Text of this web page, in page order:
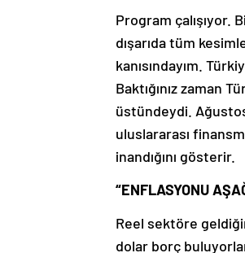
Program çalışıyor.
dışarıda tüm
kanısındayım.
Baktığınız zaman
üstündeydi.
uluslararası
inandığını gösterir.
“ENFLASYONU
Reel sektöre
dolar borç